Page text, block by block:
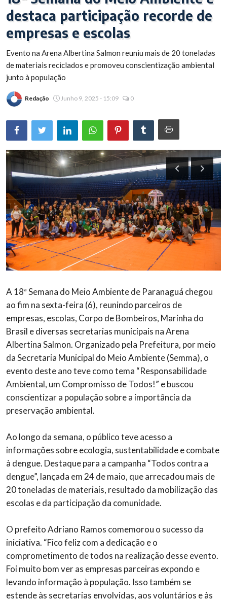
Brasil
destaca participação recorde de
empresas e escolas
Evento na Arena Albertina Salmon reuniu mais de 20 toneladas
de materiais reciclados e promoveu conscientização ambiental
junto à população
Redação Junho 9, 2025 - 15:09 0
A 18ª Semana do Meio Ambiente de Paranaguá chegou
ao fim na sexta-feira (6), reunindo parceiros de
empresas, escolas, Corpo de Bombeiros, Marinha do
Brasil e diversas secretarias municipais na Arena
Albertina Salmon. Organizado pela Prefeitura, por meio
da Secretaria Municipal do Meio Ambiente (Semma), o
evento deste ano teve como tema “Responsabilidade
Ambiental, um Compromisso de Todos!” e buscou
conscientizar a população sobre a importância da
preservação ambiental.
Ao longo da semana, o público teve acesso a
informações sobre ecologia, sustentabilidade e combate
à dengue. Destaque para a campanha “Todos contra a
dengue”, lançada em 24 de maio, que arrecadou mais de
20 toneladas de materiais, resultado da mobilização das
escolas e da participação da comunidade.
O prefeito Adriano Ramos comemorou o sucesso da
iniciativa. “Fico feliz com a dedicação e o
comprometimento de todos na realização desse evento.
Foi muito bom ver as empresas parceiras expondo e
levando informação à população. Isso também se
estende às secretarias envolvidas, aos voluntários e às